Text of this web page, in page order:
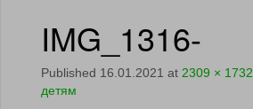
IMG_1316-
Published 16.01.2021 at 2309 × 1732
детям